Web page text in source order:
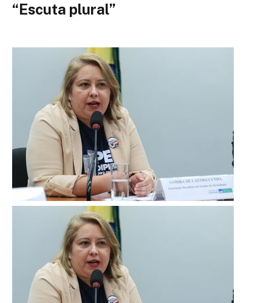
“Escuta plural”